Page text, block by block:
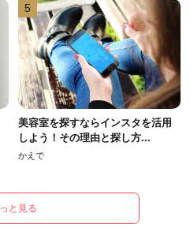
5
美容室を探すならインスタを活用
しよう！その理由と探し方...
かえで
と見る